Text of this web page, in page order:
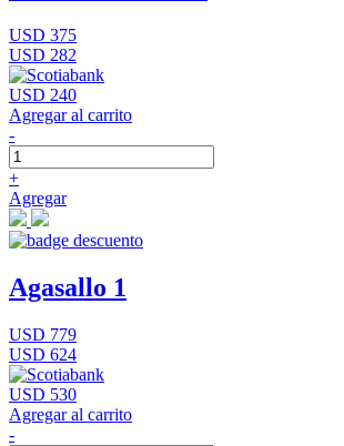
USD 375
USD 282
USD 240
Agregar al carrito
-
+
Agregar
Agasallo 1
USD 779
USD 624
USD 530
Agregar al carrito
-